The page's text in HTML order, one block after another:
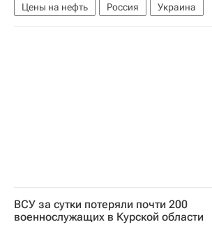
Цены на нефть Россия
Украина
Дмитрий Песков
Игорь Юшков
ВСУ за сутки потеряли почти 200
военнослужащих в Курской области